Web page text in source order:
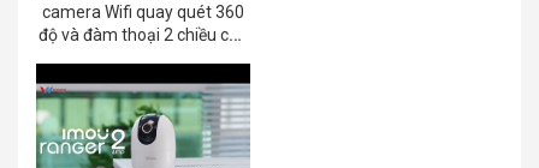
camera Wifi quay quét 360
độ và đàm thoại 2 chiều của